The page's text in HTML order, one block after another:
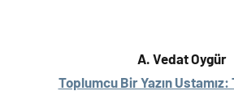
A. Vedat Oygür
Toplumcu Bir Yazın Ustamız: